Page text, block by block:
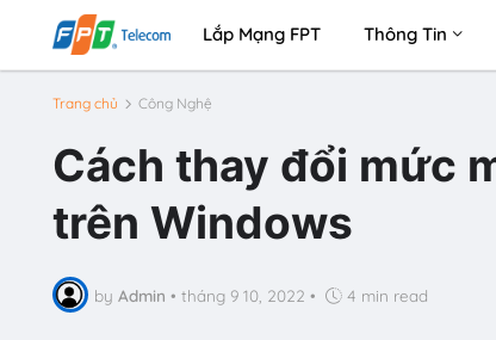
Lắp Mạng FPT Thông Tin
Trang chủ Công Nghệ
Cách thay đổi mức
trên Windows
by Admin • tháng 9 10, 2022 • 4 min read